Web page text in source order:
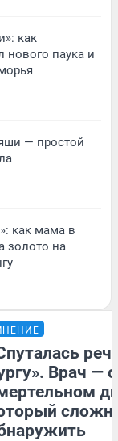
как
нового паука и
— простой
как мама в
золото на
Врач — о